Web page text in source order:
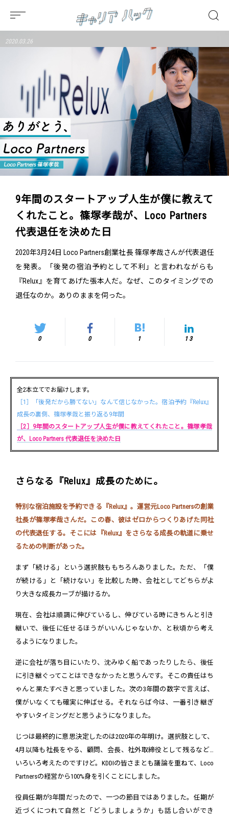
2020.03.26
9年間のスタートアップ人生が僕に教えて
くれたこと。篠塚孝哉が、Loco Partners
代表退任を決めた日
2020年3月24日―― Loco Partners創業社長 篠塚孝哉さんが代表退任
を発表。「後発の宿泊予約として不利」と言われながらも
『Relux』を育てあげた張本人だ。なぜ、このタイミングでの
退任なのか。ありのままを伺った。
0 0 1 13
全2本立てでお届けします。
［1］「後発だから勝てない」なんて信じなかった。宿泊予約『Relux』
成長の裏側、篠塚孝哉と振り返る9年間
［2］9年間のスタートアップ人生が僕に教えてくれたこと。篠塚孝哉
が、Loco Partners 代表退任を決めた日
さらなる『Relux』成長のために。
特別な宿泊施設を予約できる『Relux』。運営元Loco Partnersの創業
社長が篠塚孝哉さんだ。この春、彼はゼロからつくりあげた同社
の代表退任する。そこには『Relux』をさらなる成長の軌道に乗せ
るための判断があった。
まず「続ける」という選択肢ももちろんありました。ただ、「僕
が続ける」と「続けない」を比較した時、会社としてどちらがよ
り大きな成長カーブが描けるか。
現在、会社は順調に伸びているし、伸びている時にきちんと引き
継いで、後任に任せるほうがいいんじゃないか、と秋頃から考え
るようになりました。
逆に会社が落ち目にいたり、沈みゆく船であったりしたら、後任
に引き継ぐってことはできなかったと思うんです。そこの責任はち
ゃんと果たすべきと思っていました。次の3年間の数字で言えば、
僕がいなくても確実に伸ばせる。それならば今は、一番引き継ぎ
やすいタイミングだと思うようになりました。
じつは最終的に意思決定したのは2020年の年明け。選択肢として、
4月以降も社長をやる、顧問、会長、社外取締役として残るなど…
いろいろ考えたのですけど。KDDIの皆さまとも議論を重ねて、Loco
Partnersの経営から100%身を引くことにしました。
役員任期が3年間だったので、一つの節目ではありました。任期が
近づくにつれて自然と「どうしましょうか」も話し合いができ